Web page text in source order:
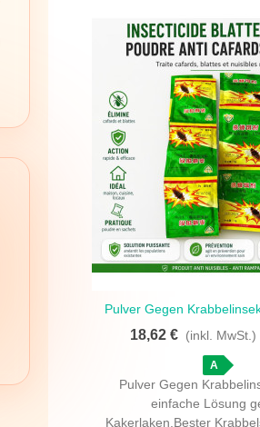
Schnellansicht
Pulver Gegen
Und Geruchlos
18,62 € (inkl. MwSt.)
A
Pulver Gegen
einfache Lösung
Kakerlaken.Bester